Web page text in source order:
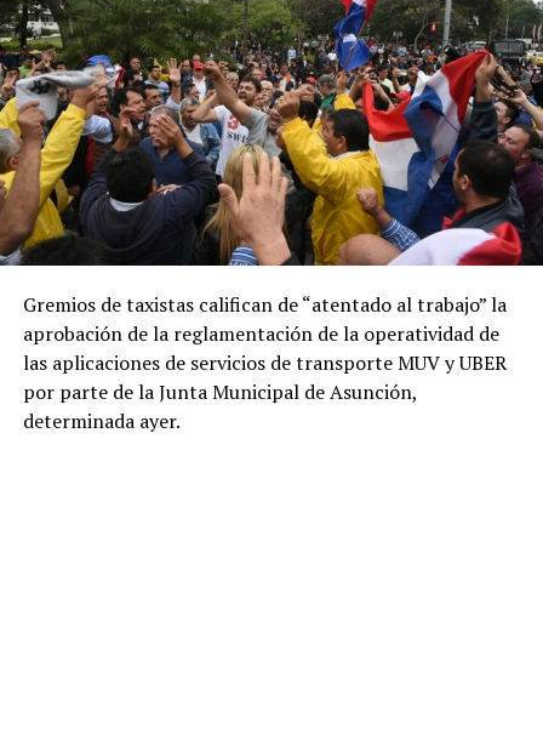
Gremios de taxistas califican de “atentado al trabajo” la
aprobación de la reglamentación de la operatividad de
las aplicaciones de servicios de transporte MUV y UBER
por parte de la Junta Municipal de Asunción,
determinada ayer.